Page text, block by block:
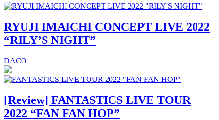
RYUJI IMAICHI CONCEPT LIVE 2022
“RILY’S NIGHT”
DACO
[Review] FANTASTICS LIVE TOUR
2022 “FAN FAN HOP”